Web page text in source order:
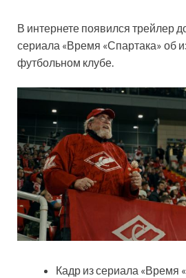
В интернете появился трейлер
сериала «Время «Спартака» об
футбольном клубе.
Кадр из сериала «Время